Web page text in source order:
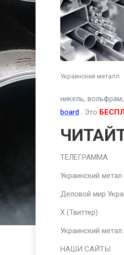
Украинский металл
никель,
board . Это
ТЕЛЕГРАММА
Украинский метал
Деловой мир
Х (Твиттер)
Украинский метал
НАШИ САЙТЫ